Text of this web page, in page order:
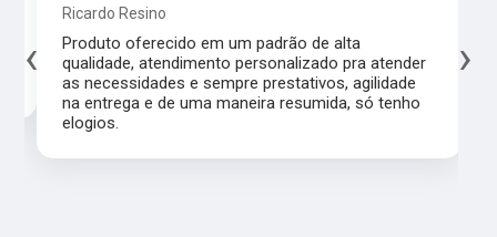
Ricardo Resino
Produto oferecido em um padrão de alta
qualidade, atendimento personalizado pra atender
as necessidades e sempre prestativos, agilidade
na entrega e de uma maneira resumida, só tenho
elogios.
‹ ›